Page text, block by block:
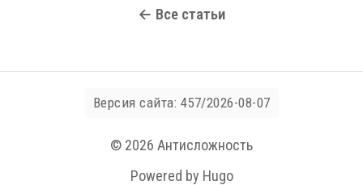
← Все статьи
Версия сайта: 457/2026-08-07
© 2026 Антисложность
Powered by Hugo